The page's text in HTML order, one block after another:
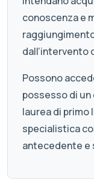
conoscenza e
dall’intervento
Possono
possesso di un
laurea di primo
specialistica
antecedente e